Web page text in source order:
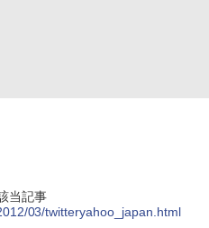
当記事
03/twitteryahoo_japan.html